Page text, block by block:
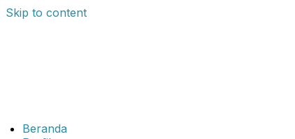
Skip to content
Beranda